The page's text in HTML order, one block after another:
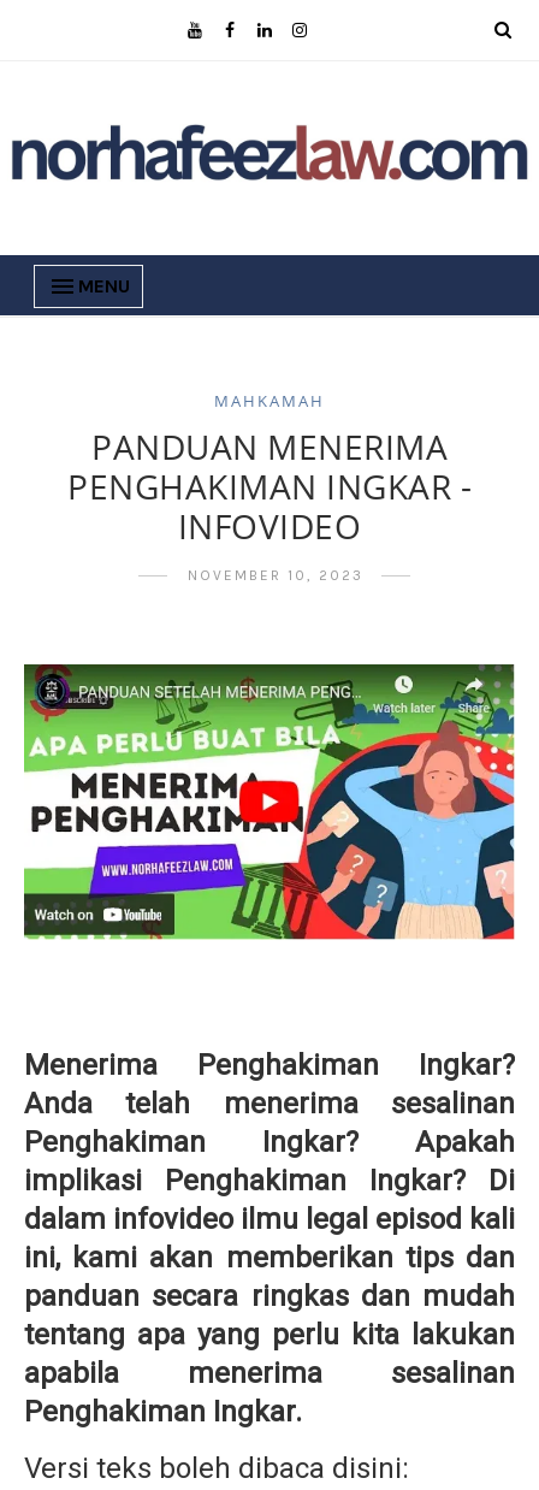
MENU
MAHKAMAH
PANDUAN MENERIMA
PENGHAKIMAN INGKAR -
INFOVIDEO
NOVEMBER 10, 2023
Menerima Penghakiman Ingkar?
Anda telah menerima sesalinan
Penghakiman Ingkar? Apakah
implikasi Penghakiman Ingkar? Di
dalam infovideo ilmu legal episod kali
ini, kami akan memberikan tips dan
panduan secara ringkas dan mudah
tentang apa yang perlu kita lakukan
apabila menerima sesalinan
Penghakiman Ingkar.
Versi teks boleh dibaca disini: